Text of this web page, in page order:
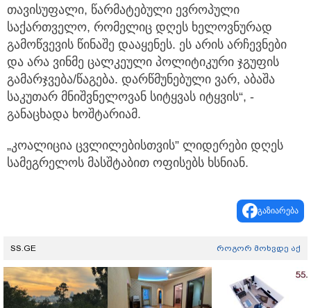
თავისუფალი, წარმატებული ევროპული
საქართველო, რომელიც დღეს ხელოვნურად
გამოწვევის წინაშე დააყენეს. ეს არის არჩევნები
და არა ვინმე ცალკეული პოლიტიკური ჯგუფის
გამარჯვება/წაგება. დარწმუნებული ვარ, აბაშა
საკუთარ მნიშვნელოვან სიტყვას იტყვის“, -
განაცხადა ხოშტარიამ.
„კოალიცია ცვლილებისთვის” ლიდერები დღეს
სამეგრელოს მასშტაბით ოფისებს ხსნიან.
გაზიარება
SS.GE როგორ მოხვდე აქ